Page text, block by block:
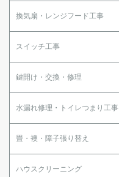
換気扇・レンジフード工事
スイッチ工事
鍵開け・交換・修理
水漏れ修理・トイレつまり工事
畳・襖・障子張り替え
ハウスクリーニング